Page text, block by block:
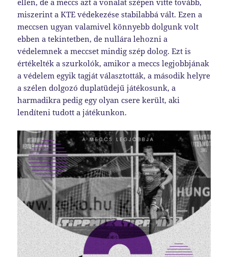
miszerint a KTE védekezése stabilabbá vált. Ezen a
meccsen ugyan valamivel könnyebb dolgunk volt
ebben a tekintetben, de nullára lehozni a
védelemnek a meccset mindig szép dolog. Ezt is
értékelték a szurkolók, amikor a meccs legjobbjának
a védelem egyik tagját választották, a második helyre
a szélen dolgozó duplatüdejű játékosunk, a
harmadikra pedig egy olyan csere került, aki
lendíteni tudott a játékunkon.